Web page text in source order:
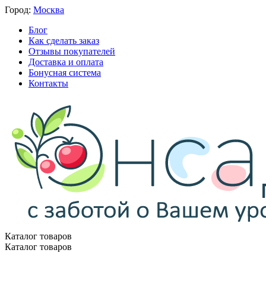
Город: Москва
Блог
Как сделать заказ
Отзывы покупателей
Доставка и оплата
Бонусная система
Контакты
Каталог товаров
Каталог товаров